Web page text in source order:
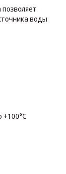
воды
+100°C